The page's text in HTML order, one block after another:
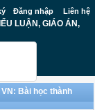
Đăng nhập Liên hệ
LUẬN, GIÁO ÁN,
Bài học thành